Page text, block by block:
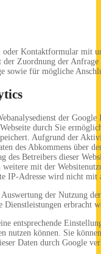
Kontaktformular mit
Zuordnung der
sowie für mögliche
der
durch Sie
Aufgrund der
des Abkommens
Betreibers dieser
mit der
IP-Adresse wird nicht mit
der Nutzung
erbracht
entsprechende
nutzen können. Sie
Daten durch Google